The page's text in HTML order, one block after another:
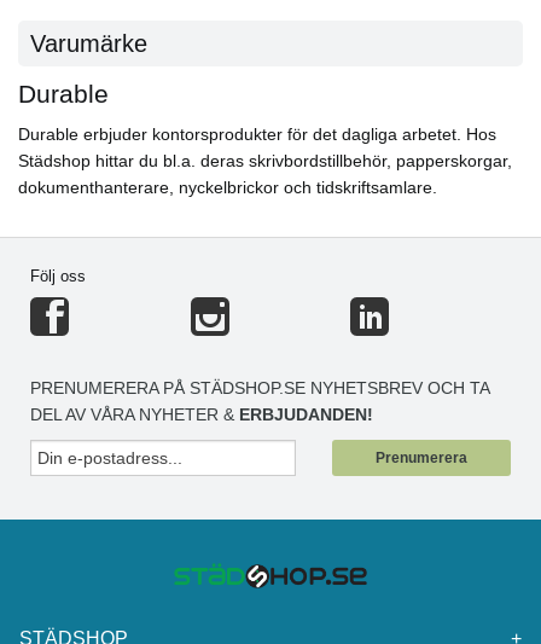
Varumärke
Durable
Durable erbjuder kontorsprodukter för det dagliga arbetet. Hos
Städshop hittar du bl.a. deras skrivbordstillbehör, papperskorgar,
dokumenthanterare, nyckelbrickor och tidskriftsamlare.
Följ oss
PRENUMERERA PÅ STÄDSHOP.SE NYHETSBREV OCH TA
DEL AV VÅRA NYHETER & ERBJUDANDEN!
Prenumerera
STÄDSHOP +